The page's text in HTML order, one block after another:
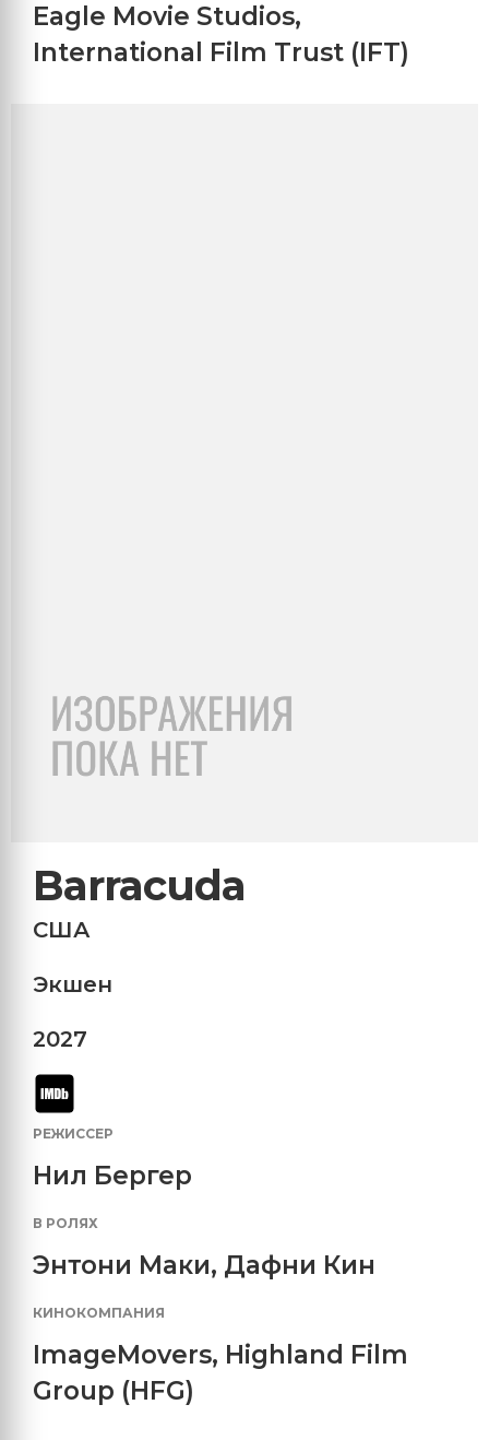
Eagle Movie Studios,
International Film Trust (IFT)
Barracuda
США
Экшен
2027
РЕЖИССЕР
Нил Бергер
В РОЛЯХ
Энтони Маки, Дафни Кин
КИНОКОМПАНИЯ
ImageMovers, Highland Film
Group (HFG)